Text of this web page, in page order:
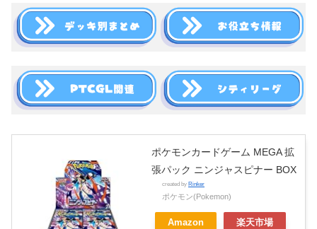
ポケモンカードゲーム MEGA 拡
張パック ニンジャスピナー BOX
created by Rinker
ポケモン(Pokemon)
Amazon 楽天市場